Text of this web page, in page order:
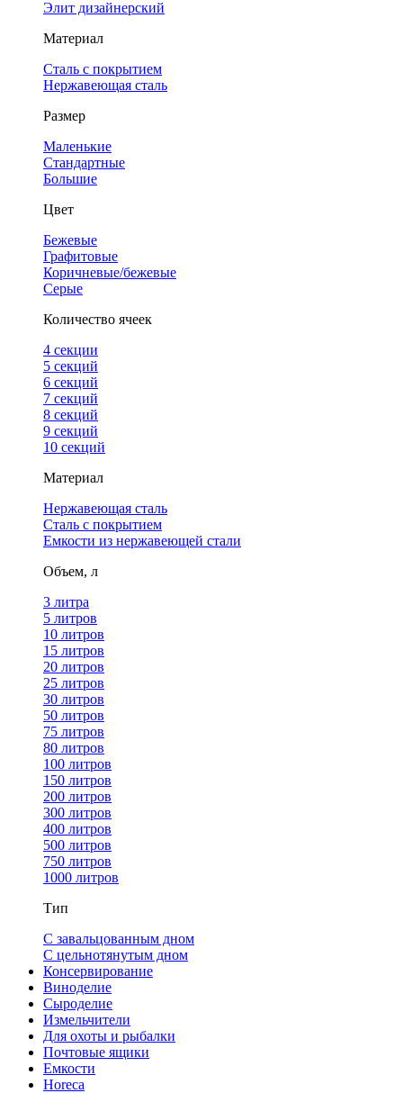
Элит дизайнерский
Материал
Сталь с покрытием
Нержавеющая сталь
Размер
Маленькие
Стандартные
Большие
Цвет
Бежевые
Графитовые
Коричневые/бежевые
Серые
Количество ячеек
4 cекции
5 секций
6 секций
7 секций
8 секций
9 секций
10 секций
Материал
Нержавеющая сталь
Сталь с покрытием
Емкости из нержавеющей стали
Объем, л
3 литра
5 литров
10 литров
15 литров
20 литров
25 литров
30 литров
50 литров
75 литров
80 литров
100 литров
150 литров
200 литров
300 литров
400 литров
500 литров
750 литров
1000 литров
Тип
С завальцованным дном
С цельнотянутым дном
Консервирование
Виноделие
Сыроделие
Измельчители
Для охоты и рыбалки
Почтовые ящики
Емкости
Horeca